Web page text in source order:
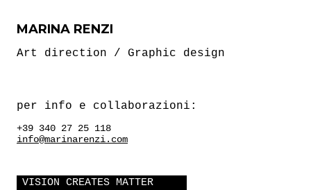
MARINA RENZI
Art direction / Graphic design
per info e collaborazioni:
+39 340 27 25 118
info@marinarenzi.com
VISION CREATES MATTER